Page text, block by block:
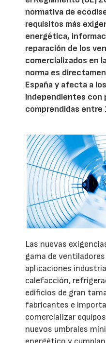
normativa de
requisitos más
energética,
reparación de los
comercializados en
norma es
España y afecta a
independientes con
comprendidas entre
Las nuevas
gama de
aplicaciones
calefacción,
edificios de gran
fabricantes e
comercializar
nuevos umbrales